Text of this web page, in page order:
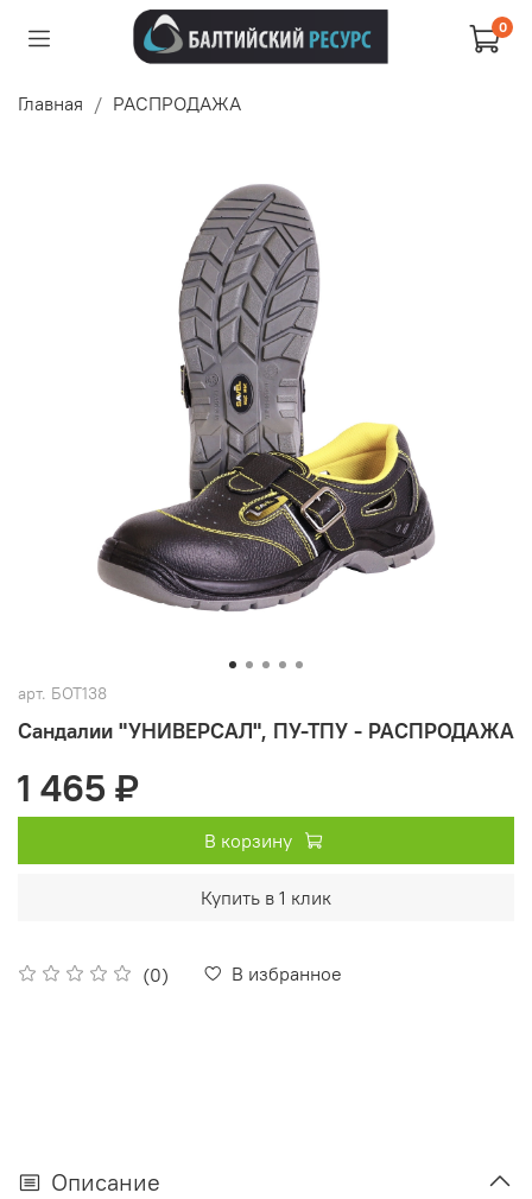
0
Главная РАСПРОДАЖА
арт. БОТ138
Сандалии "УНИВЕРСАЛ", ПУ-ТПУ - РАСПРОДАЖА
(0) В избранное
1 465 ₽
В корзину
Купить в 1 клик
Описание